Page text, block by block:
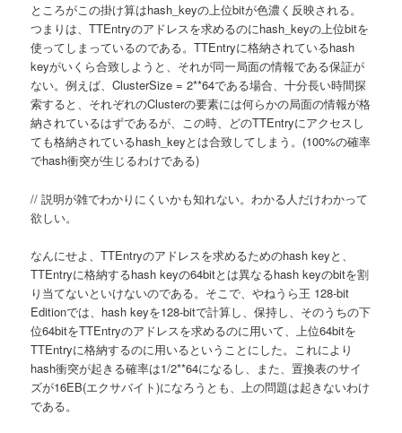
ところがこの掛け算はhash_keyの上位bitが色濃く反映される。
つまりは、TTEntryのアドレスを求めるのにhash_keyの上位bitを
使ってしまっているのである。TTEntryに格納されているhash
keyがいくら合致しようと、それが同一局面の情報である保証が
ない。例えば、ClusterSize = 2**64である場合、十分長い時間探
索すると、それぞれのClusterの要素には何らかの局面の情報が格
納されているはずであるが、この時、どのTTEntryにアクセスし
ても格納されているhash_keyとは合致してしまう。(100%の確率
でhash衝突が生じるわけである)
// 説明が雑でわかりにくいかも知れない。わかる人だけわかって
欲しい。
なんにせよ、TTEntryのアドレスを求めるためのhash keyと、
TTEntryに格納するhash keyの64bitとは異なるhash keyのbitを割
り当てないといけないのである。そこで、やねうら王 128-bit
Editionでは、hash keyを128-bitで計算し、保持し、そのうちの下
位64bitをTTEntryのアドレスを求めるのに用いて、上位64bitを
TTEntryに格納するのに用いるということにした。これにより
hash衝突が起きる確率は1/2**64になるし、また、置換表のサイ
ズが16EB(エクサバイト)になろうとも、上の問題は起きないわけ
である。